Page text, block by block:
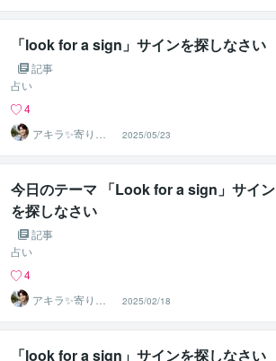
安の相談室
「look for a sign」サインを探しなさい
記事
占い
4
アキラ✨寄り添
う聴き手 迷い不
安の相談室
2025/05/23
今日のテーマ 「Look for a sign」サイン
を探しなさい
記事
占い
4
アキラ✨寄り添
う聴き手 迷い不
安の相談室
2025/02/18
「look for a sign」サインを探しなさい